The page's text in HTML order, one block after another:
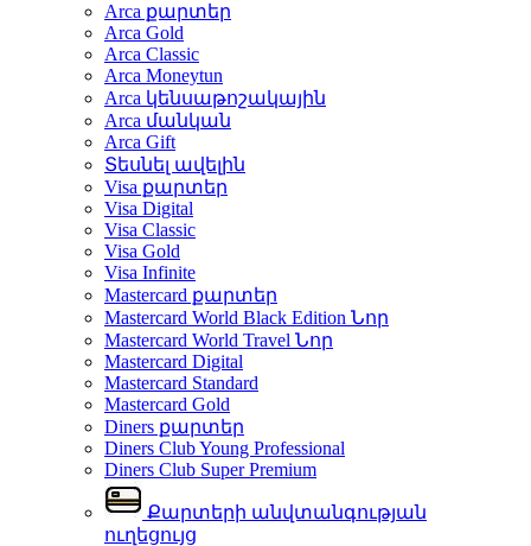
Arca քարտեր
Arca Gold
Arca Classic
Arca Moneytun
Arca կենսաթոշակային
Arca մանկան
Arca Gift
Տեսնել ավելին
Visa քարտեր
Visa Digital
Visa Classic
Visa Gold
Visa Infinite
Mastercard քարտեր
Mastercard World Black Edition Նոր
Mastercard World Travel Նոր
Mastercard Digital
Mastercard Standard
Mastercard Gold
Diners քարտեր
Diners Club Young Professional
Diners Club Super Premium
Քարտերի անվտանգության
ուղեցույց